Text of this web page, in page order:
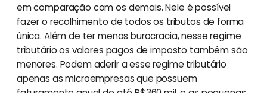
em comparação com os demais. Nele é possível
fazer o recolhimento de todos os tributos de forma
única. Além de ter menos burocracia, nesse regime
tributário os valores pagos de imposto também são
menores. Podem aderir a esse regime tributário
apenas as microempresas que possuem